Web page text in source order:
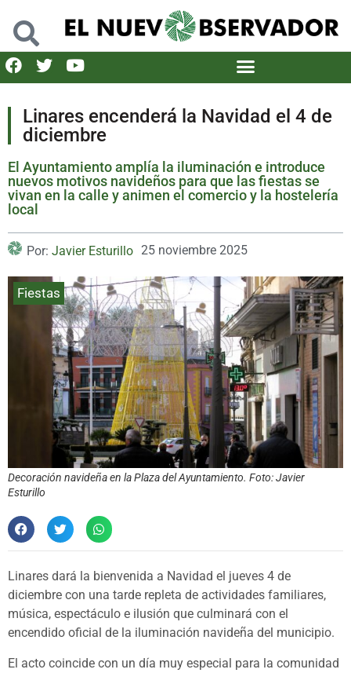
Linares encenderá la Navidad el 4 de
diciembre
El Ayuntamiento amplía la iluminación e introduce
nuevos motivos navideños para que las fiestas se
vivan en la calle y animen el comercio y la hostelería
local
Por: Javier Esturillo 25 noviembre 2025
Fiestas
Decoración navideña en la Plaza del Ayuntamiento. Foto: Javier
Esturillo
Linares dará la bienvenida a Navidad el jueves 4 de
diciembre con una tarde repleta de actividades familiares,
música, espectáculo e ilusión que culminará con el
encendido oficial de la iluminación navideña del municipio.
El acto coincide con un día muy especial para la comunidad